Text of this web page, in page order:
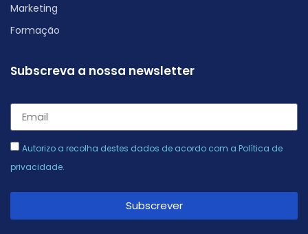
Marketing
Formação
Subscreva a nossa newsletter
Autorizo a recolha destes dados de acordo com a Política de
privacidade.
Subscrever